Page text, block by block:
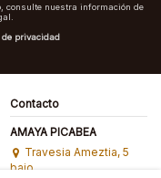
consulte nuestra información de
de privacidad
Contacto
AMAYA PICABEA
Travesia Ameztia, 5
bajo